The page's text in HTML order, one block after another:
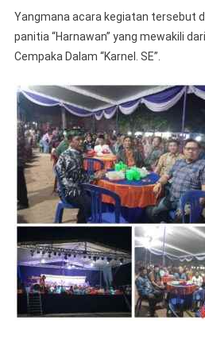
Yangmana acara kegiatan tersebut
panitia “Harnawan” yang mewakili
Cempaka Dalam “Karnel. SE”.